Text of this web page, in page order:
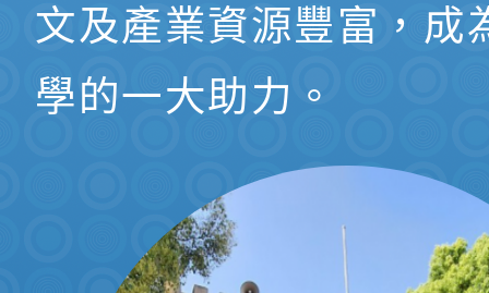
文及產業資源豐富，成
學的一大助力。